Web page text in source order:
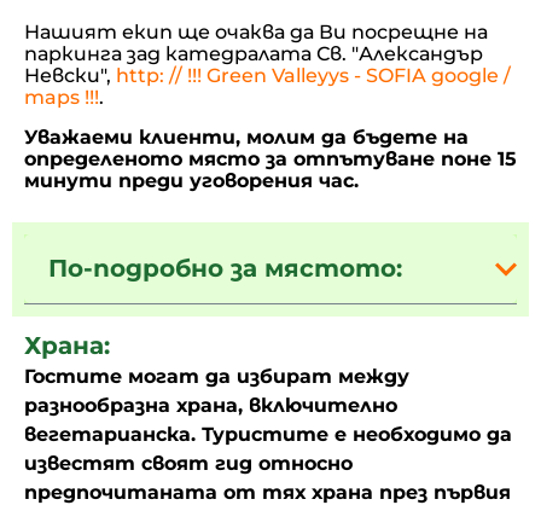
Нашият екип ще очаква да Ви посрещне на
паркинга зад катедралата Св. "Александър
Невски", http: // !!! Green Valleyys - SOFIA google /
maps !!!.
Уважаеми клиенти, молим да бъдете на
определеното място за отпътуване поне 15
минути преди уговорения час.
По-подробно за мястото:
Храна:
Гостите могат да избират между
разнообразна храна, включително
вегетарианска. Туристите е необходимо да
известят своят гид относно
предпочитаната от тях храна през първия